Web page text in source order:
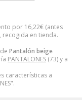
por 16,22€ (antes
recogida en tienda.
Pantalón beige
PANTALONES (73) y a
características a